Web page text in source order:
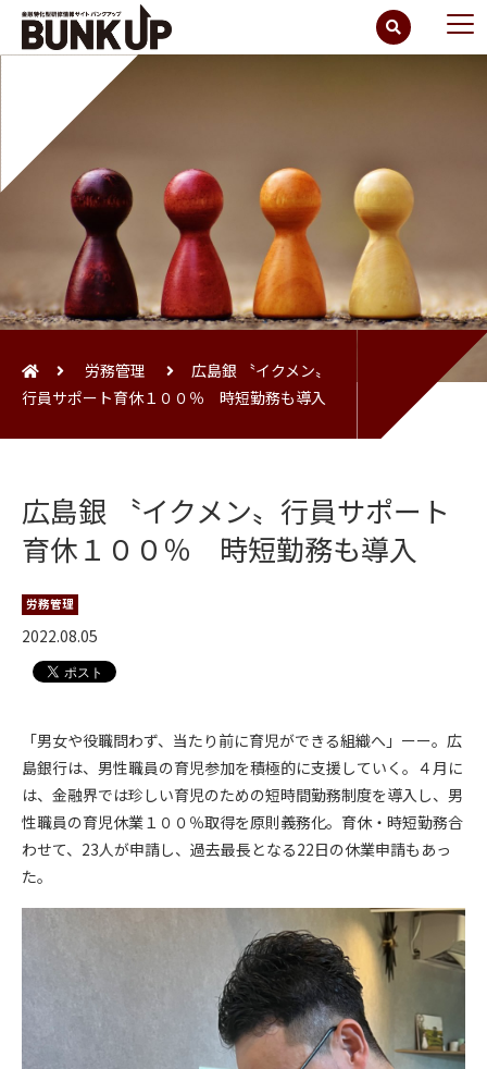
労務管理
広島銀 〝イクメン〟
行員サポート育休１００％ 時短勤務も導入
広島銀 〝イクメン〟行員サポート
育休１００％ 時短勤務も導入
労務管理
2022.08.05
「男女や役職問わず、当たり前に育児ができる組織へ」ーー。広
島銀行は、男性職員の育児参加を積極的に支援していく。４月に
は、金融界では珍しい育児のための短時間勤務制度を導入し、男
性職員の育児休業１００％取得を原則義務化。育休・時短勤務合
わせて、23人が申請し、過去最長となる22日の休業申請もあっ
た。